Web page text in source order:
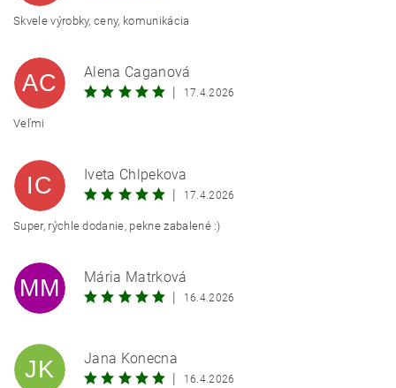
Skvele výrobky, ceny, komunikácia
AC
Alena Caganová
|
17.4.2026
Veľmi
IC
Iveta Chlpekova
|
17.4.2026
Super, rýchle dodanie, pekne zabalené :)
MM
Mária Matrková
|
16.4.2026
JK
Jana Konecna
|
16.4.2026